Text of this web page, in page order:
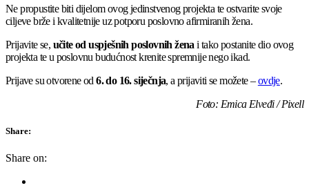
Ne propustite biti dijelom ovog jedinstvenog projekta te ostvarite svoje
ciljeve brže i kvalitetnije uz potporu poslovno afirmiranih žena.
Prijavite se, učite od uspješnih poslovnih žena i tako postanite dio ovog
projekta te u poslovnu budućnost krenite spremnije nego ikad.
Prijave su otvorene od6. do 16. siječnja, a prijaviti se možete –ovdje.
Foto: Emica Elveđi / Pixell
Share:
Share on: